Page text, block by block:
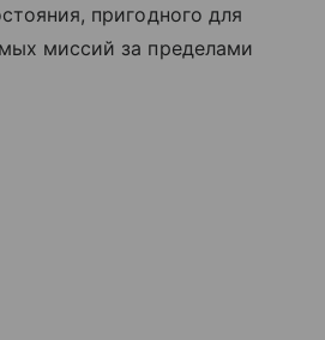
пригодного для
миссий за пределами